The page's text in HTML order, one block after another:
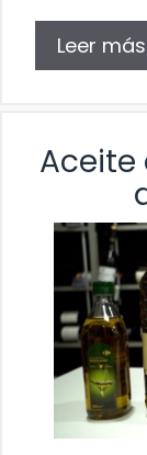
Leer más
Aceite